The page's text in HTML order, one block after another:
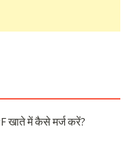
खाते में कैसे मर्ज करें?